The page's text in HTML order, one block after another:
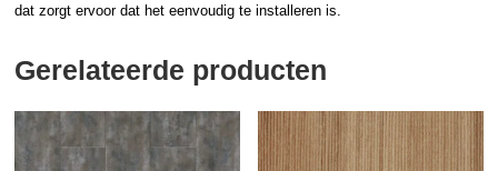
dat zorgt ervoor dat het eenvoudig te installeren is.
Gerelateerde producten